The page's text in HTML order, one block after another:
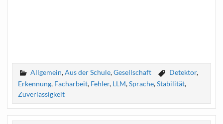
Allgemein,Aus der Schule,Gesellschaft Detektor,
Erkennung, Facharbeit, Fehler, LLM,Sprache,Stabilität,
Zuverlässigkeit